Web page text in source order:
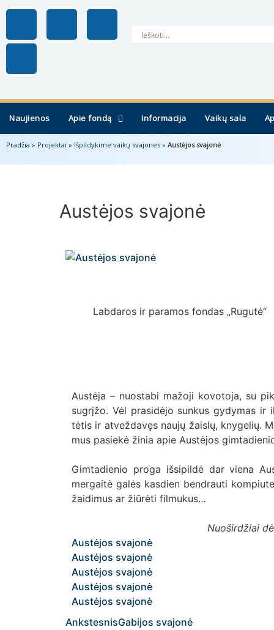
Naujienos Apie fondą Informacija Vaikų sala
Pradžia » Projektai » Išpildykime vaikų svajones » Austėjos svajonė
Austėjos svajonė
Labdaros ir paramos fondas „Rugutė“
Austėja – nuostabi mažoji kovotoja, su
sugrįžo. Vėl prasidėjo sunkus gydymas
tėtis ir atveždavęs naujų žaislų, knygelių.
mus pasiekė žinia apie Austėjos
Gimtadienio proga išsipildė dar viena
mergaitė galės kasdien bendrauti
žaidimus ar žiūrėti filmukus…
Nuoširdžiai
Austėjos svajonė
Austėjos svajonė
Austėjos svajonė
Austėjos svajonė
Austėjos svajonė
AnkstesnisGabijos svajonė